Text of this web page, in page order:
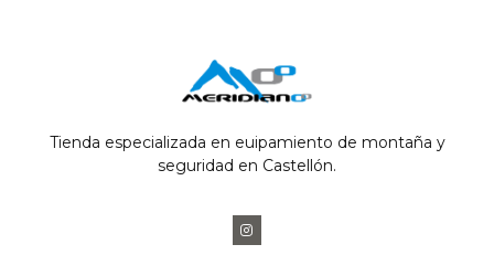
Tienda especializada en euipamiento de montaña y
seguridad en Castellón.